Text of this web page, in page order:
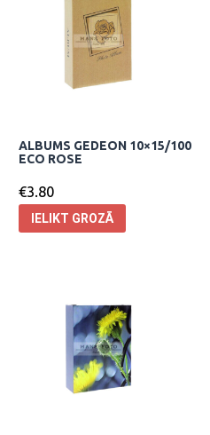
ALBUMS GEDEON 10×15/100
ECO ROSE
€3.80
IELIKT GROZĀ